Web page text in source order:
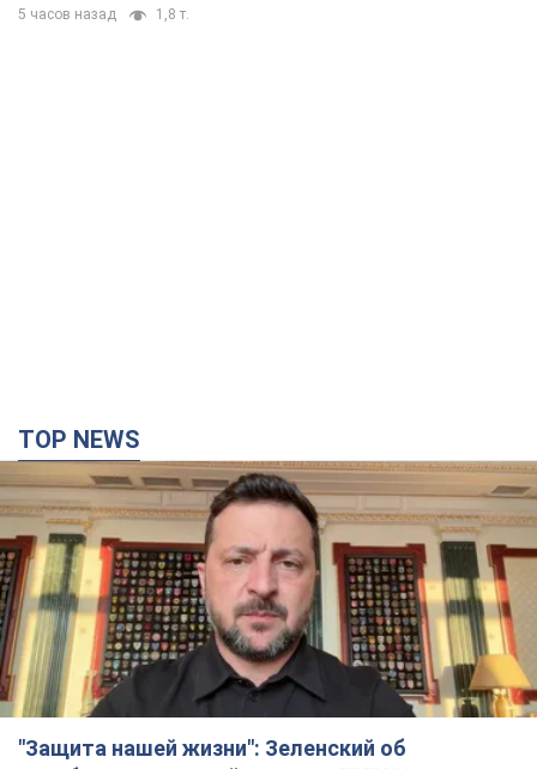
антибаллистической системе FREYJA,
санкциях против России и поддержке аграриев.
Видео
Европейские партнеры присоединяются к совместному
проекту
6 часов назад 59,6 т.
С 1 сентября украинским учителям повысят
зарплаты: Корецкий раскрыл подробности
Одновременно с повышением зарплат педагогам
стипендий